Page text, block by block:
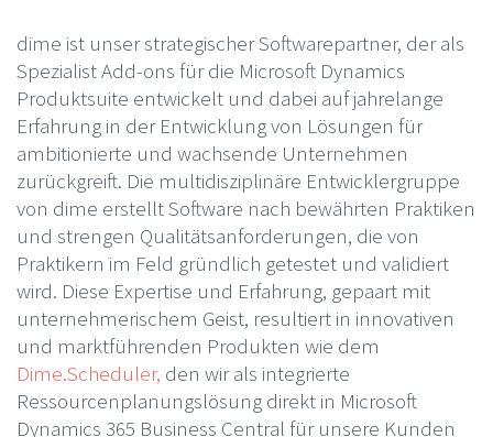
dime ist unser strategischer Softwarepartner, der als
Spezialist Add-ons für die Microsoft Dynamics
Produktsuite entwickelt und dabei auf jahrelange
Erfahrung in der Entwicklung von Lösungen für
ambitionierte und wachsende Unternehmen
zurückgreift. Die multidisziplinäre Entwicklergruppe
von dime erstellt Software nach bewährten Praktiken
und strengen Qualitätsanforderungen, die von
Praktikern im Feld gründlich getestet und validiert
wird. Diese Expertise und Erfahrung, gepaart mit
unternehmerischem Geist, resultiert in innovativen
und marktführenden Produkten wie dem
Dime.Scheduler, den wir als integrierte
Ressourcenplanungslösung direkt in Microsoft
Dynamics 365 Business Central für unsere Kunden